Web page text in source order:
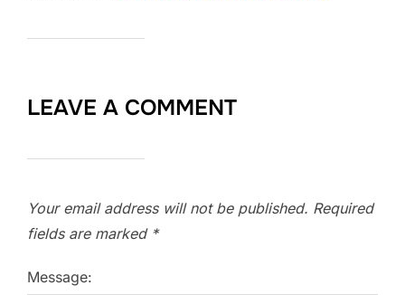
LEAVE A COMMENT
Your email address will not be published. Required
fields are marked *
Message: